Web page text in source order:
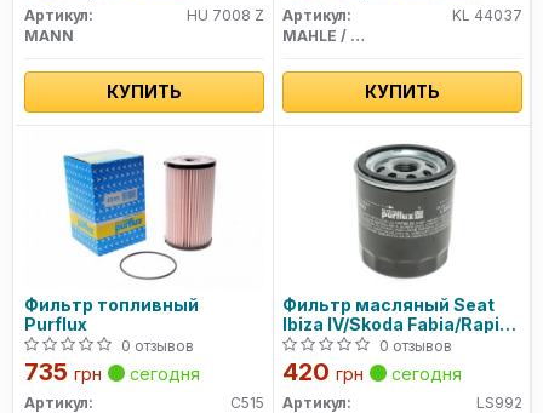
Артикул:
HU 7008 Z
MANN
КУПИТЬ
Артикул:
KL 44037
MAHLE / KNECHT
КУПИТЬ
Фильтр топливный
Purflux
0 отзывов
735 грн сегодня
Артикул:
C515
Фильтр масляный Seat
Ibiza IV/Skoda Fabia/Rapid
1.4TDI 14-
0 отзывов
420 грн сегодня
Артикул:
LS992